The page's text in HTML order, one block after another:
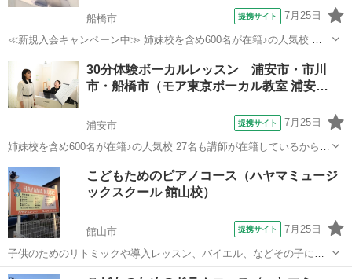
船橋市 提携サイト 7月25日
≪新規入会キャンペーン中≫ 姉妹校を含め600名が在籍♪の人気校 講
師が30名も所属♪ （いろんな講師から学べる！） たった30分の体験レ
ッスンで「歌のコツ」をお教えします♪ 今なら♪「体験レッスン 500
円！」 ＊3...
船橋市 ボーカル
30分体験ボーカルレッスン 浦安市・市川
市・船橋市（モア東京ボーカル教室 浦安…
浦安市 提携サイト 7月25日
姉妹校を含め600名が在籍♪の人気校 27名も講師が在籍しているから、
いろんな講師に学べる♪ たった30分の体験レッスンで「歌のコツ」を
お教えします♪ 現役で活躍する講師陣が丁寧にレッスン 今なら♪「体験
レッスン 500円...
千葉 浦安市 ボーカル
こどもためのピアノコース（ハヤマミュージ
ックスクール 館山校）
館山市 提携サイト 7月25日
子供のためのリトミックや導入レッスン、バイエル、などその子にあ
わせたレッスンが出来ます。まずは相談しながらはじめてみません
千葉 館山市 ピアノ